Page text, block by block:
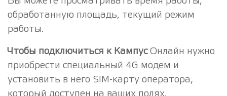
обработанную площадь, текущий режим
работы.
Чтобы подключиться к КампусОнлайн нужно
приобрести специальный 4G модем и
установить в него SIM-карту оператора,
который доступен на ваших полях.